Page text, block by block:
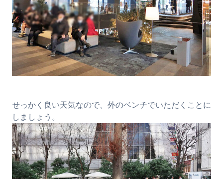
せっかく良い天気なので、外のベンチでいただくことに
しましょう。